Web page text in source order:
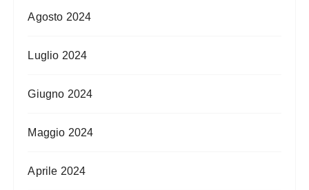
Agosto 2024
Luglio 2024
Giugno 2024
Maggio 2024
Aprile 2024